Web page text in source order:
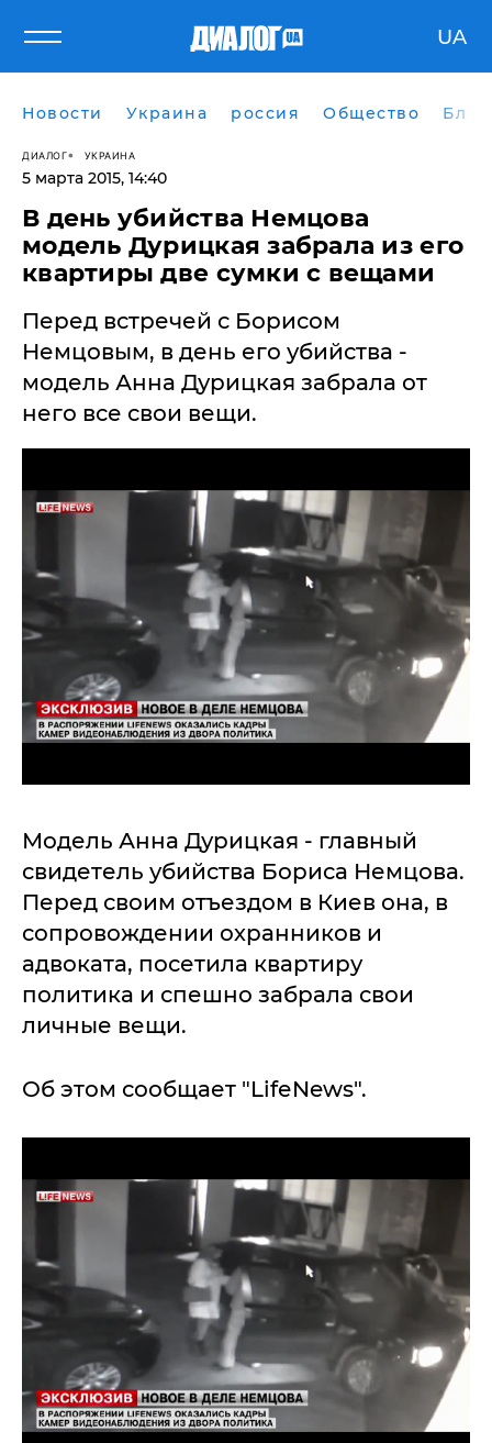
UA
Новости Украина россия Общество
ДИАЛОГ УКРАИНА
5 марта 2015, 14:40
В день убийства Немцова
модель Дурицкая забрала из его
квартиры две сумки с вещами
Перед встречей с Борисом
Немцовым, в день его убийства -
модель Анна Дурицкая забрала от
него все свои вещи.
Модель Анна Дурицкая - главный
свидетель убийства Бориса Немцова.
Перед своим отъездом в Киев она, в
сопровождении охранников и
адвоката, посетила квартиру
политика и спешно забрала свои
личные вещи.
Об этом сообщает "LifеNews".